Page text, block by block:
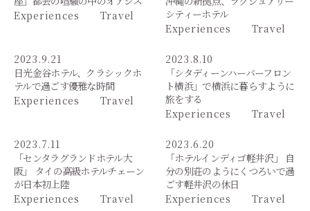
Experiences
Travel
シティーホテル
Experiences
Travel
2023.9.21
日光金谷ホテル、クラシックホ
テルで過ごす優雅な時間
Experiences
Travel
2023.8.10
「シタディーンハーバーフロン
ト横浜」で横浜に暮らすように
旅をする
Experiences
Travel
2023.7.11
「センタラグランドホテル大
阪」 タイの高級ホテルチェーン
が日本初上陸
Experiences
Travel
2023.6.20
「ホテルインディゴ軽井沢」 自
分の別荘のようにくつろいで過
ごす軽井沢の休日
Experiences
Travel